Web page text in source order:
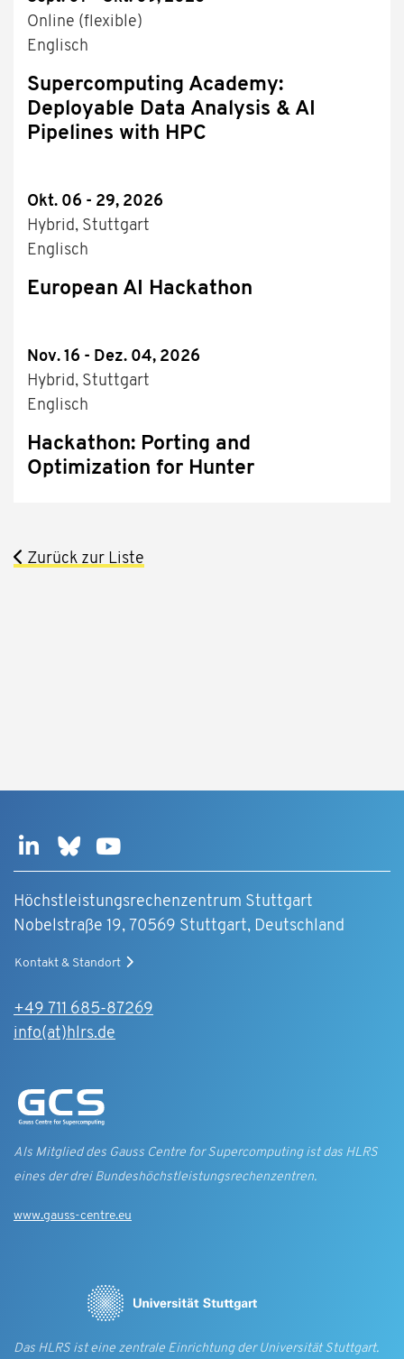
Online (flexible)
Englisch
Supercomputing Academy:
Deployable Data Analysis & AI
Pipelines with HPC
Okt. 06 - 29, 2026
Hybrid, Stuttgart
Englisch
European AI Hackathon
Nov. 16 - Dez. 04, 2026
Hybrid, Stuttgart
Englisch
Hackathon: Porting and
Optimization for Hunter
Zurück zur Liste
Höchstleistungsrechenzentrum Stuttgart
Nobelstraße 19, 70569 Stuttgart, Deutschland
Kontakt & Standort
+49 711 685-87269
info(at)hlrs.de
Als Mitglied des Gauss Centre for Supercomputing ist das HLRS
eines der drei Bundes­höchst­leistungs­rechen­zentren.
www.gauss-centre.eu
Das HLRS ist eine zentrale Einrichtung der Universität Stuttgart.